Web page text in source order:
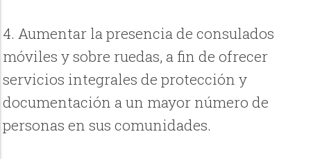
4. Aumentar la presencia de consulados
móviles y sobre ruedas, a fin de ofrecer
servicios integrales de protección y
documentación a un mayor número de
personas en sus comunidades.